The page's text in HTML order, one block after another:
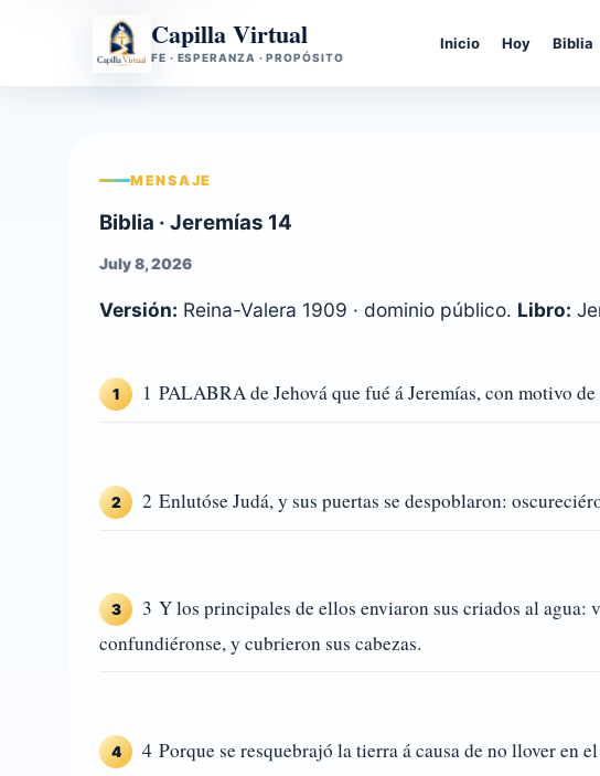
Capilla Virtual
FE · ESPERANZA · PROPÓSITO
Inicio Hoy Biblia
MENSAJE
Biblia · Jeremías 14
July 8, 2026
Versión: Reina-Valera 1909 · dominio público. Libro:
1 1 PALABRA de Jehová que fué á Jeremías, con motivo de
2 2 Enlutóse Judá, y sus puertas se despoblaron:
3
3 Y los principales de ellos enviaron sus criados al agua:
confundiéronse, y cubrieron sus cabezas.
4 4 Porque se resquebrajó la tierra á causa de no llover en